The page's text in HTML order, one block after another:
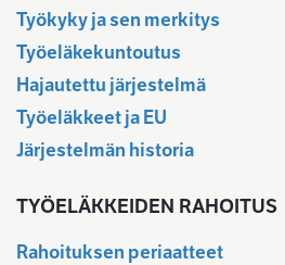
Työkyky ja sen merkitys
Työeläkekuntoutus
Hajautettu järjestelmä
Työeläkkeet ja EU
Järjestelmän historia
TYÖELÄKKEIDEN RAHOITUS
Rahoituksen periaatteet